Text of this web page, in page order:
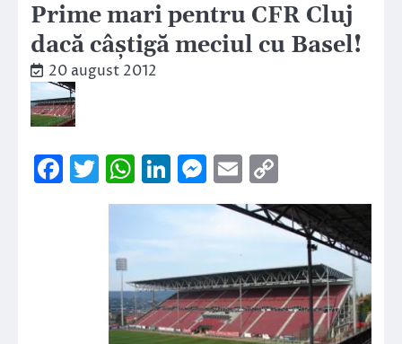
Prime mari pentru CFR Cluj
dacă câştigă meciul cu Basel!
20 august 2012
Facebook
Twitter
WhatsApp
LinkedIn
Messenger
Email
Link